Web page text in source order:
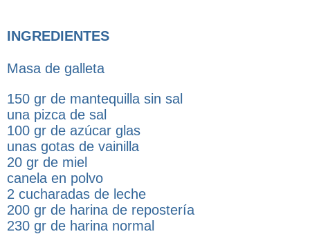
INGREDIENTES
Masa de galleta
150 gr de mantequilla sin sal
una pizca de sal
100 gr de azúcar glas
unas gotas de vainilla
20 gr de miel
canela en polvo
2 cucharadas de leche
200 gr de harina de repostería
230 gr de harina normal